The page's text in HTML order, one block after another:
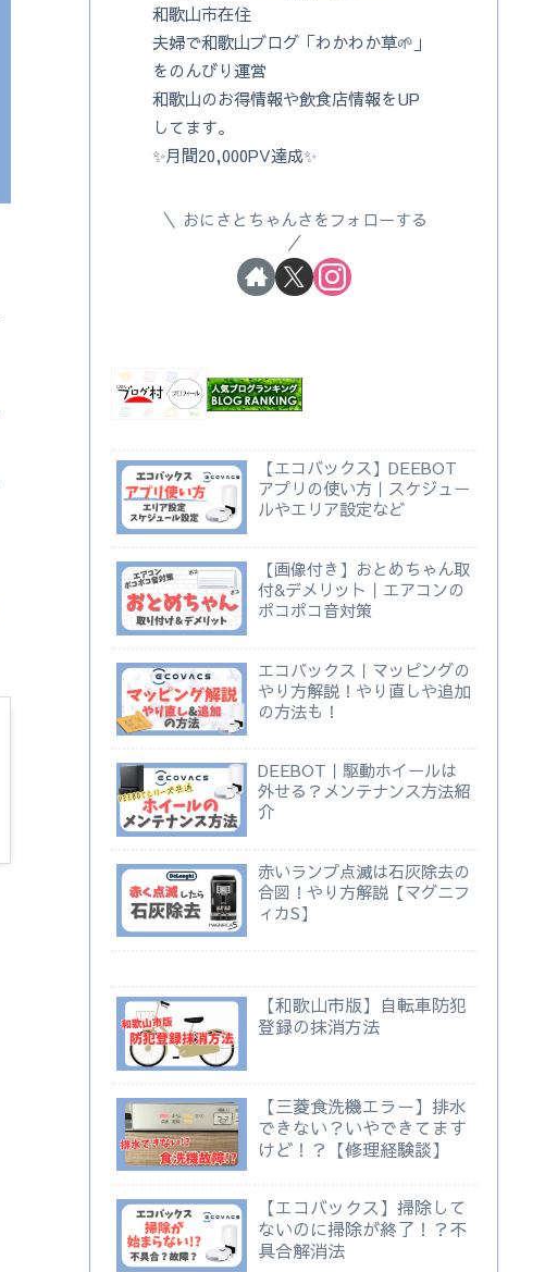
和歌山市在住
夫婦で和歌山ブログ「わかわか草🌱」
をのんびり運営
和歌山のお得情報や飲食店情報をUP
してます。
✨月間20,000PV達成✨
おにさとちゃんさをフォローする
【エコバックス】DEEBOT
アプリの使い方｜スケジュー
ルやエリア設定など
【画像付き】おとめちゃん取
付&デメリット｜エアコンの
ポコポコ音対策
エコバックス｜マッピングの
やり方解説！やり直しや追加
の方法も！
DEEBOT｜駆動ホイールは
外せる？メンテナンス方法紹
介
赤いランプ点滅は石灰除去の
合図！やり方解説【マグニフ
ィカS】
【和歌山市版】自転車防犯
登録の抹消方法
【三菱食洗機エラー】排水
できない？いやできてます
けど！？【修理経験談】
【エコバックス】掃除して
ないのに掃除が終了！？不
具合解消法